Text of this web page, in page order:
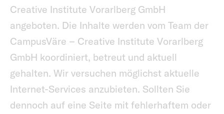
Creative Institute Vorarlberg GmbH
angeboten. Die Inhalte werden vom Team der
CampusVäre – Creative Institute Vorarlberg
GmbH koordiniert, betreut und aktuell
gehalten. Wir versuchen möglichst aktuelle
Internet-Services anzubieten. Sollten Sie
dennoch auf eine Seite mit fehlerhaftem oder